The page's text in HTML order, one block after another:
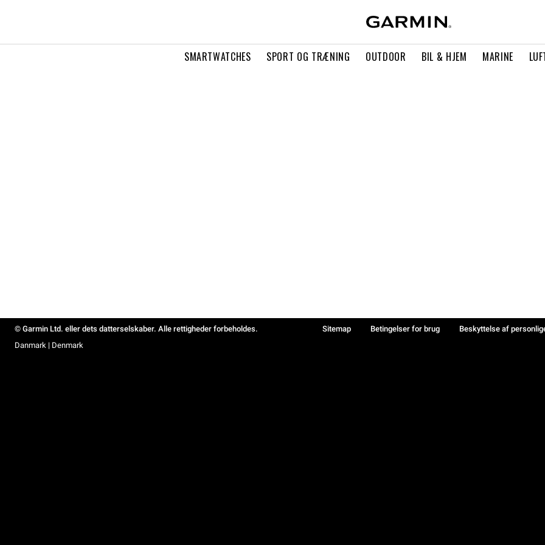
SMARTWATCHES SPORT OG TRÆNING OUTDOOR BIL & HJEM MARINE
© Garmin Ltd. eller dets datterselskaber. Alle rettigheder forbeholdes. Sitemap Betingelser for brug Beskyttelse af
Danmark | Denmark